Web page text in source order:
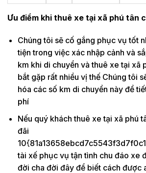
Ưu điểm khi thuê xe tại xã phú tân
Chúng tôi sẽ cố gắng phục vụ tốt
tiện trong việc xác nhập cảnh và
km khi di chuyển và thuê xe tại xã
bắt gặp rất nhiều vị thế Chúng tôi
hóa các số km di chuyển này để
phí
Nếu quý khách thuê xe tại xã phú
đãi
tài xế phục vụ tận tình chu đáo xe
đời cha đời đây để biết cách được